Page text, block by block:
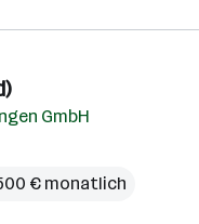
GmbH
€ monatlich